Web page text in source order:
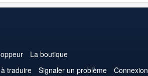
La boutique
traduire Signaler un problème Connexion